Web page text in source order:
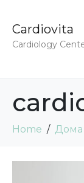
Cardiovita
Cardiology
Home Дома